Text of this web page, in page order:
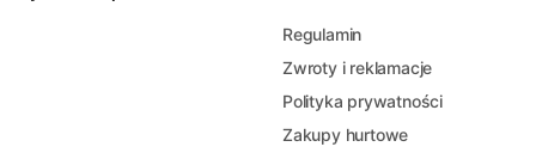
Regulamin
Zwroty i reklamacje
Polityka prywatności
Zakupy hurtowe